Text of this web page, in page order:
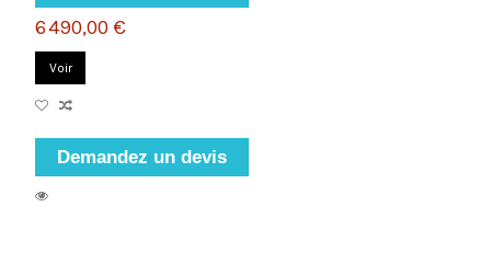
6 490,00 €
Voir
Demandez un devis